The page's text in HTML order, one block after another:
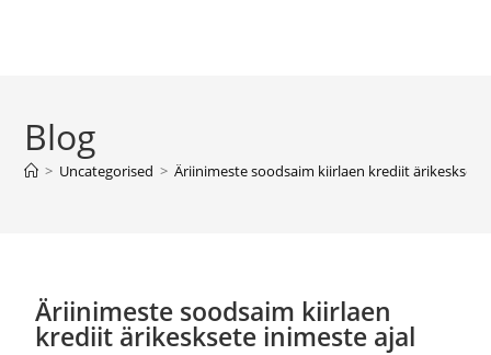
Blog
> Uncategorised > Äriinimeste soodsaim kiirlaen krediit ärikesksete
Äriinimeste soodsaim kiirlaen
krediit ärikesksete inimeste ajal